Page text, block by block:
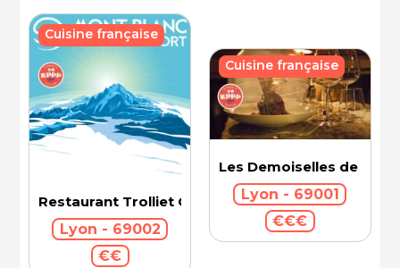
Restaurant Trolliet Grand Hotel Dieu
Lyon - 69002
€€
Cuisine française
Les Demoiselles de
Lyon - 69001
€€€
Cuisine française